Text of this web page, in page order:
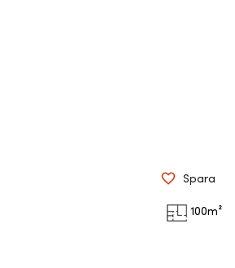
100m²
Spara